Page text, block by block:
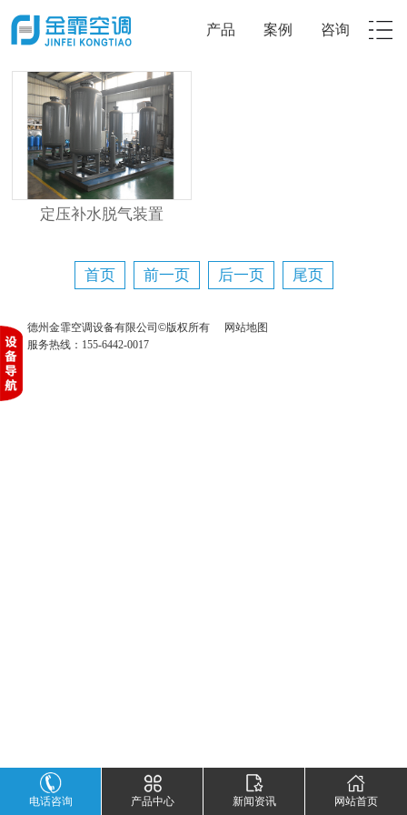
产品 案例 咨询
定压补水脱气装置
首页 前一页 后一页 尾页
德州金霏空调设备有限公司©版权所有
网站地图
服务热线：155-6442-0017
电话咨询 产品中心 新闻资讯 网站首页